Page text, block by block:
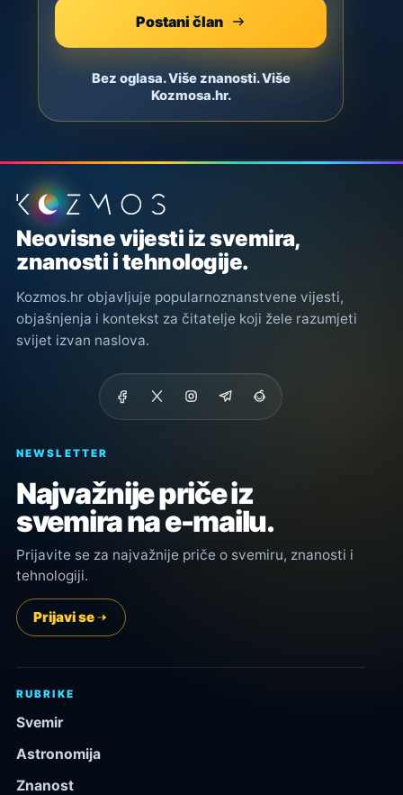
Postani član
Bez oglasa. Više znanosti. Više
Kozmosa.hr.
Podnožje stranice
Neovisne vijesti iz svemira,
znanosti i tehnologije.
Kozmos.hr objavljuje popularnoznanstvene vijesti,
objašnjenja i kontekst za čitatelje koji žele razumjeti
svijet izvan naslova.
NEWSLETTER
Najvažnije priče iz
svemira na e-mailu.
Prijavite se za najvažnije priče o svemiru, znanosti i
tehnologiji.
Prijavi se
RUBRIKE
Svemir
Astronomija
Znanost